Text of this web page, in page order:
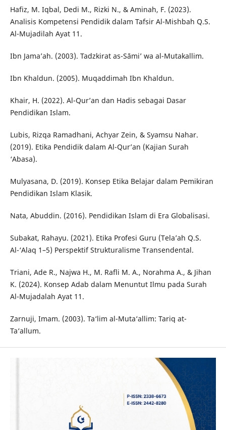
Hafiz, M. Iqbal, Dedi M., Rizki N., & Aminah, F. (2023).
Analisis Kompetensi Pendidik dalam Tafsir Al-Mishbah Q.S.
Al-Mujadilah Ayat 11.
Ibn Jama’ah. (2003). Tadzkirat as-Sāmi’ wa al-Mutakallim.
Ibn Khaldun. (2005). Muqaddimah Ibn Khaldun.
Khair, H. (2022). Al-Qur’an dan Hadis sebagai Dasar
Pendidikan Islam.
Lubis, Rizqa Ramadhani, Achyar Zein, & Syamsu Nahar.
(2019). Etika Pendidik dalam Al-Qur’an (Kajian Surah
‘Abasa).
Mulyasana, D. (2019). Konsep Etika Belajar dalam Pemikiran
Pendidikan Islam Klasik.
Nata, Abuddin. (2016). Pendidikan Islam di Era Globalisasi.
Subakat, Rahayu. (2021). Etika Profesi Guru (Tela’ah Q.S.
Al-‘Alaq 1–5) Perspektif Strukturalisme Transendental.
Triani, Ade R., Najwa H., M. Rafli M. A., Norahma A., & Jihan
K. (2024). Konsep Adab dalam Menuntut Ilmu pada Surah
Al-Mujadalah Ayat 11.
Zarnuji, Imam. (2003). Ta‘lim al-Muta‘allim: Tariq at-
Ta‘allum.